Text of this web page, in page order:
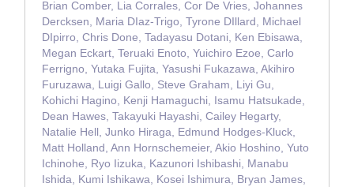
Brian Comber, Lia Corrales, Cor De Vries, Johannes
Dercksen, Maria DIaz-Trigo, Tyrone DIllard, Michael
DIpirro, Chris Done, Tadayasu Dotani, Ken Ebisawa,
Megan Eckart, Teruaki Enoto, Yuichiro Ezoe, Carlo
Ferrigno, Yutaka Fujita, Yasushi Fukazawa, Akihiro
Furuzawa, Luigi Gallo, Steve Graham, Liyi Gu,
Kohichi Hagino, Kenji Hamaguchi, Isamu Hatsukade,
Dean Hawes, Takayuki Hayashi, Cailey Hegarty,
Natalie Hell, Junko Hiraga, Edmund Hodges-Kluck,
Matt Holland, Ann Hornschemeier, Akio Hoshino, Yuto
Ichinohe, Ryo Iizuka, Kazunori Ishibashi, Manabu
Ishida, Kumi Ishikawa, Kosei Ishimura, Bryan James,